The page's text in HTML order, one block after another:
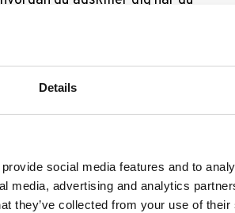
Details
social media features and to
media, advertising and analytics
they’ve collected from your use of
ved dine kunder.)
budskabet, der vil
offering
dit produkt.
en højere kvalitet af